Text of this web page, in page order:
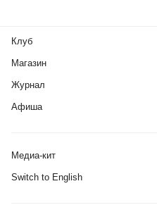
Клуб
Магазин
Журнал
Афиша
Медиа-кит
Switch to English